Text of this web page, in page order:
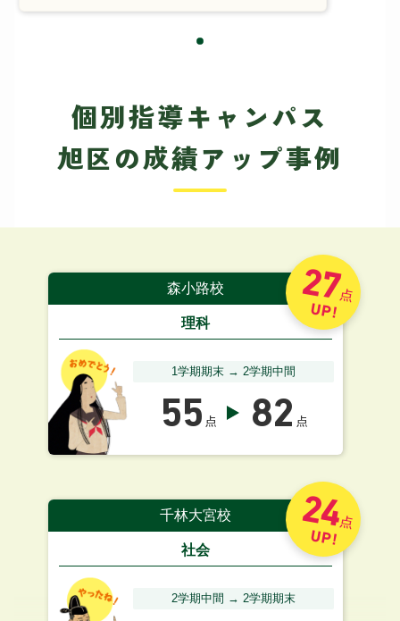
個別指導キャンパス
旭区の成績アップ事例
森小路校
理科
1学期期末 → 2学期中間
55 点 82 点
27点
UP!
千林大宮校
社会
2学期中間 → 2学期期末
24点
UP!